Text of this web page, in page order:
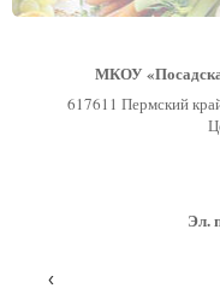
МКОУ
617611 Пермский
Эл.
‹